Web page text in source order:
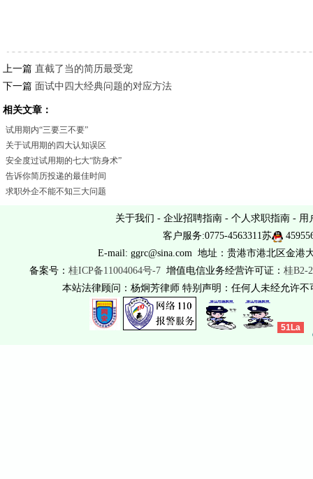
上一篇 直截了当的简历最受宠
下一篇 面试中四大经典问题的对应方法
相关文章：
试用期内“三要三不要”
关于试用期的四大认知误区
安全度过试用期的七大“防身术”
告诉你简历投递的最佳时间
求职外企不能不知三大问题
关于我们 - 企业招聘指南 - 个人求职指南 - 用
客户服务:0775-4563311苏
E-mail: ggrc@sina.com 地址：贵港市港北区金港
备案号： 桂ICP备11004064号-7增值电信业务经营许可证： 桂B2-
本站法律顾问：杨炯芳律师 特别声明：任何人未经允许
51La